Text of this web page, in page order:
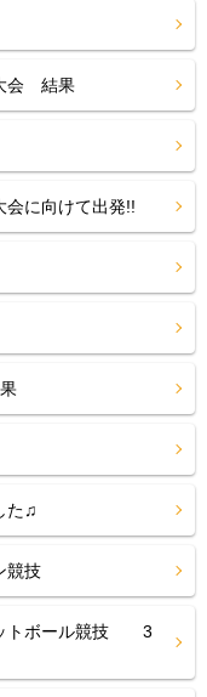
会 結果
会に向けて出発!!
た♫
競技
トボール競技 3